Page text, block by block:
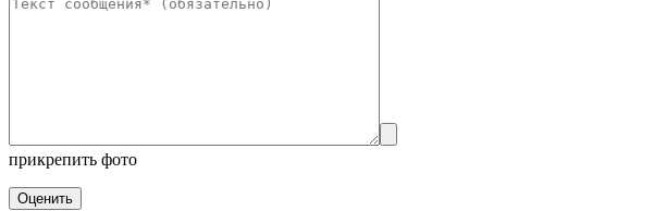
прикрепить фото
Оценить